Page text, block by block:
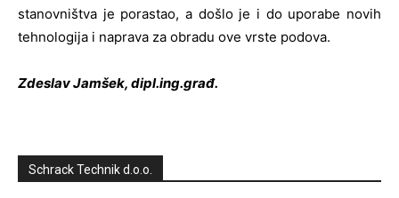
stanovništva je porastao, a došlo je i do uporabe novih
tehnologija i naprava za obradu ove vrste podova.
Zdeslav Jamšek, dipl.ing.građ.
Schrack Technik d.o.o.